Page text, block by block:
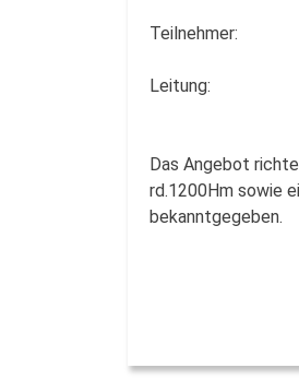
Teilnehmer:
Leitung:
Das Angebot
rd.1200Hm sowie
bekanntgegeben.